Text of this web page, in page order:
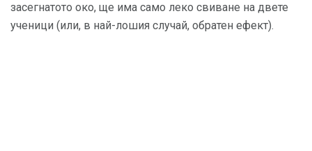
засегнатото око, ще има само леко свиване на двете
ученици (или, в най-лошия случай, обратен ефект).